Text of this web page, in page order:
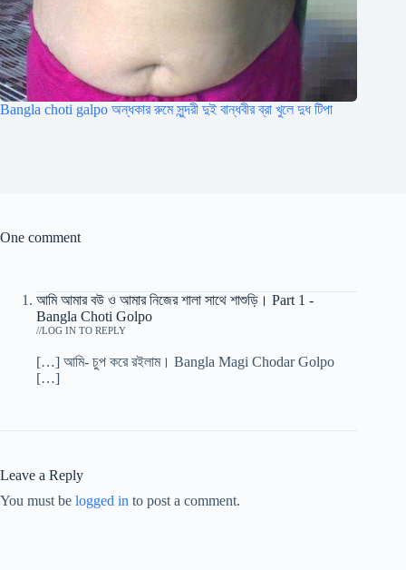
Bangla choti galpo অন্ধকার রুমে সুন্দরী দুই বান্ধবীর ব্রা খুলে দুধ টিপা
One comment
আমি আমার বউ ও আমার নিজের শালা সাথে শাশুড়ি। Part 1 -
Bangla Choti Golpo
/ LOG IN TO REPLY
[…] আমি- চুপ করে রইলাম। Bangla Magi Chodar Golpo
[…]
Leave a Reply
You must be logged in to post a comment.